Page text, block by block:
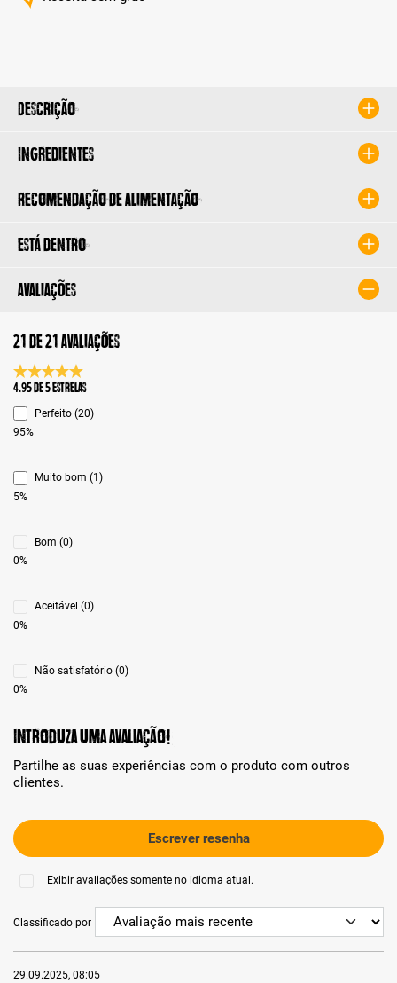
Descrição
Ingredientes
Recomendação de alimentação
Está dentro
Avaliações
21 de 21 avaliações
Classificação média de 4.9 de 5 estrelas
4.95 de 5 Estrelas
Perfeito (20)
95%
Muito bom (1)
5%
Bom (0)
0%
Aceitável (0)
0%
Não satisfatório (0)
0%
Introduza uma avaliação!
Partilhe as suas experiências com o produto com outros
clientes.
Escrever resenha
Exibir avaliações somente no idioma atual.
Classificado por
29.09.2025, 08:05